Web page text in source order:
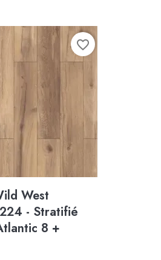
West
- Stratifié
8 +
favorite_border